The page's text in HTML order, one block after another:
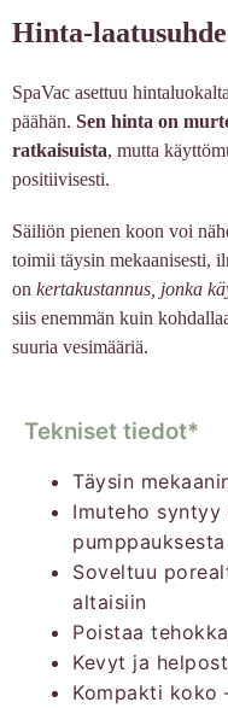
Hinta-laatusuhde
SpaVac asettuu
päähän. Sen hinta on
ratkaisuista, mutta
positiivisesti.
Säiliön pienen koon voi
toimii täysin mekaanisesti,
on kertakustannus, jonka
siis enemmän kuin
suuria vesimääriä.
Tekniset tiedot*
Täysin
Imuteho syntyy
pumppauksesta
Soveltuu
altaisiin
Poistaa
Kevyt ja
Kompakti koko